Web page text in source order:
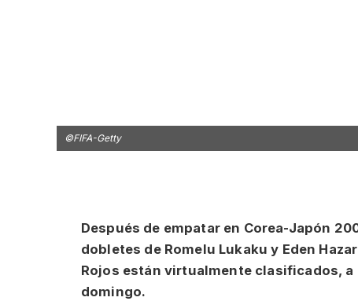
©FIFA-Getty
Después de empatar en Corea-Japón
dobletes de Romelu Lukaku y Eden
Rojos están virtualmente clasificados,
domingo.